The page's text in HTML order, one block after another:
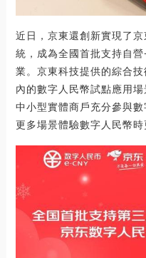
近日，京東還創新實現了
統，成為全國首批支持自
業。京東科技提供的綜合
內的數字人民幣試點應用
中小型實體商戶充分參與
更多場景體驗數字人民幣時